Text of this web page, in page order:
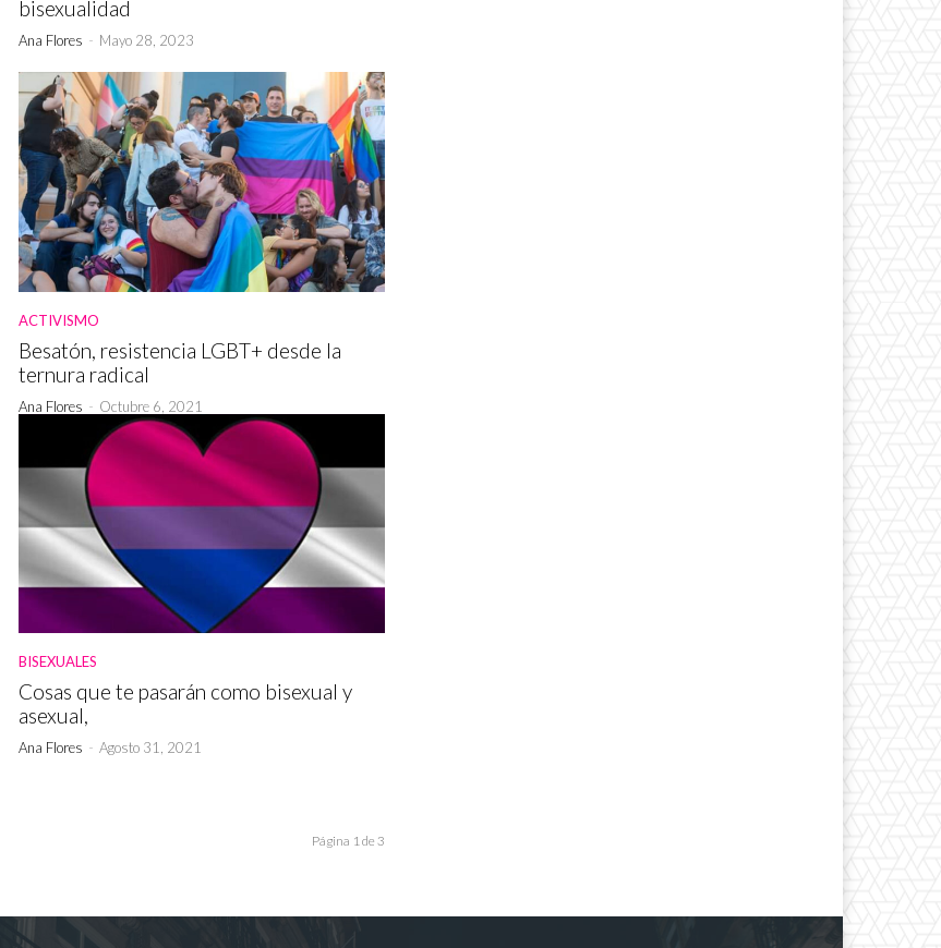
bisexualidad
Ana Flores - Mayo 28, 2023
ACTIVISMO
Besatón, resistencia LGBT+ desde la
ternura radical
Ana Flores - Octubre 6, 2021
BISEXUALES
Cosas que te pasarán como bisexual y
asexual,
Ana Flores - Agosto 31, 2021
Página 1 de 3